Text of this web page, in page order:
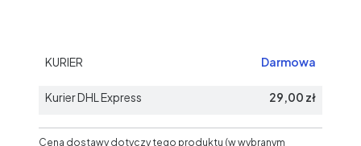
KURIER Darmowa
Kurier DHL Express 29,00 zł
Cena dostawy dotyczy tego produktu (w wybranym